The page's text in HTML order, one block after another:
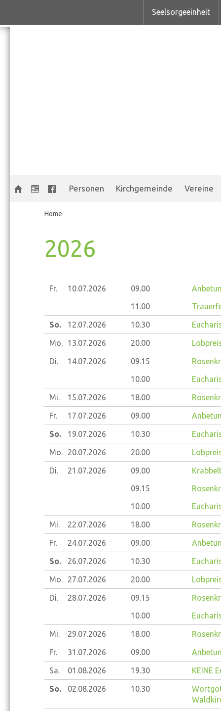
Seelsorgeeinheit
Personen Kirchgemeinde Vereine
Home
2026
Fr. 10.07.2026 09.00
11.00
So. 12.07.2026 10.30
Mo. 13.07.2026 20.00
Di. 14.07.2026 09.15
10.00
Mi. 15.07.2026 18.00
Fr. 17.07.2026 09.00
So. 19.07.2026 10.30
Mo. 20.07.2026 20.00
Di. 21.07.2026 09.00
09.15
10.00
Mi. 22.07.2026 18.00
Fr. 24.07.2026 09.00
So. 26.07.2026 10.30
Mo. 27.07.2026 20.00
Di. 28.07.2026 09.15
10.00
Mi. 29.07.2026 18.00
Fr. 31.07.2026 09.00
Sa. 01.08.2026 19.30 KEINE
So. 02.08.2026 10.30